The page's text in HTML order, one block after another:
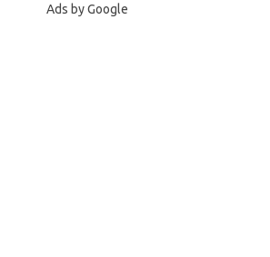
Ads by Google